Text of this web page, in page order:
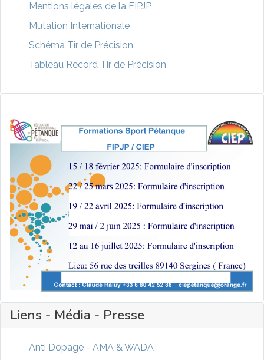
Mentions légales de la FIPJP
Mutation Internationale
Schéma Tir de Précision
Tableau Record Tir de Précision
Liens - Média - Presse
Anti Dopage - AMA & WADA